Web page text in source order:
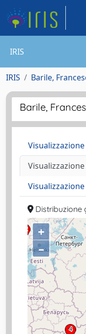
IRIS
IRIS Barile,
Barile,
Visualizzazione
Distribuzione
+
–